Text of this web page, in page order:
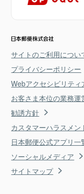
サイトのご利用につい
プライバシーポリシー
Webアクセシビリティ
お客さま本位の業務
勧誘方針
カスタマーハラスメ
日本郵便公式アプリ一
ソーシャルメディア
サイトマップ